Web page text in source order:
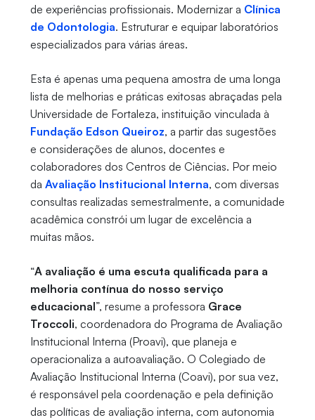
de experiências profissionais. Modernizar a Clínica
de Odontologia. Estruturar e equipar laboratórios
especializados para várias áreas.
Esta é apenas uma pequena amostra de uma longa
lista de melhorias e práticas exitosas abraçadas pela
Universidade de Fortaleza, instituição vinculada à
Fundação Edson Queiroz, a partir das sugestões
e considerações de alunos, docentes e
colaboradores dos Centros de Ciências. Por meio
da Avaliação Institucional Interna, com diversas
consultas realizadas semestralmente, a comunidade
acadêmica constrói um lugar de excelência a
muitas mãos.
“A avaliação é uma escuta qualificada para a
melhoria contínua do nosso serviço
educacional”, resume a professora Grace
Troccoli, coordenadora do Programa de Avaliação
Institucional Interna (Proavi), que planeja e
operacionaliza a autoavaliação. O Colegiado de
Avaliação Institucional Interna (Coavi), por sua vez,
é responsável pela coordenação e pela definição
das políticas de avaliação interna, com autonomia